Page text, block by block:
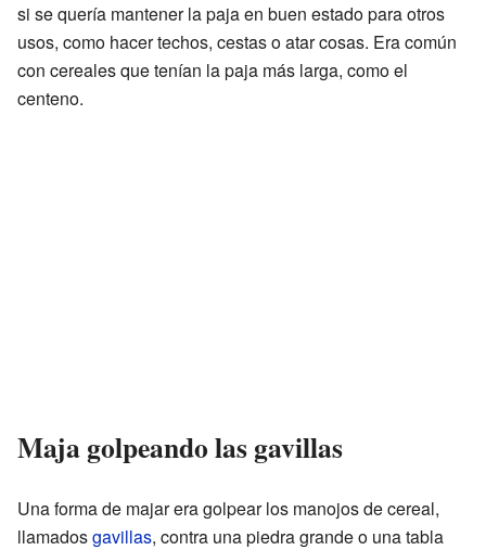
si se quería mantener la paja en buen estado para otros
usos, como hacer techos, cestas o atar cosas. Era común
con cereales que tenían la paja más larga, como el
centeno.
Maja golpeando las gavillas
Una forma de majar era golpear los manojos de cereal,
llamadosgavillas, contra una piedra grande o una tabla